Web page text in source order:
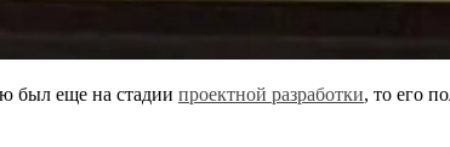
был еще на стадии проектной разработки, то его